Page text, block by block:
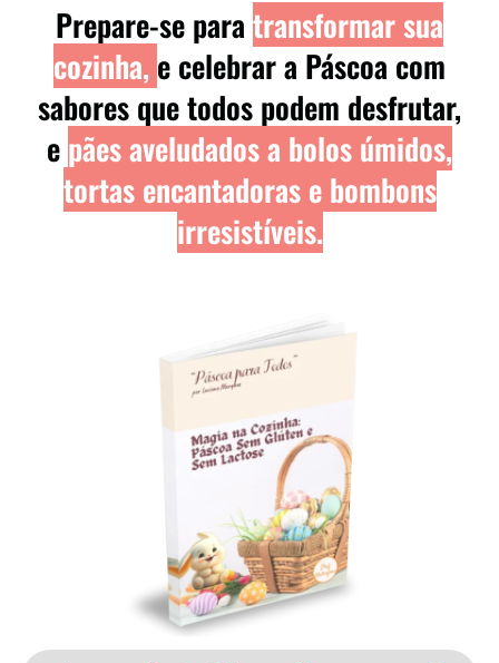
Prepare-se para transformar sua
cozinha, e celebrar a Páscoa com
sabores que todos podem desfrutar,
e pães aveludados a bolos úmidos,
tortas encantadoras e bombons
irresistíveis.